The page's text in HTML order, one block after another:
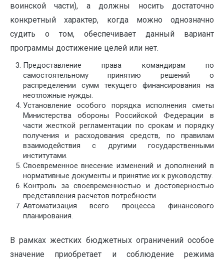
воинской части), а должны носить достаточно
конкретный характер, когда можно однозначно
судить о том, обеспечивает данный вариант
программы достижение целей или нет.
Предоставление права командирам по
самостоятельному принятию решений о
распределении сумм текущего финансирования на
неотложные нужды.
Установление особого порядка исполнения сметы
Министерства обороны Российской Федерации в
части жесткой регламентации по срокам и порядку
получения и расходования средств, по правилам
взаимодействия с другими государственными
институтами.
Своевременное внесение изменений и дополнений в
нормативные документы и принятие их к руководству.
Контроль за своевременностью и достоверностью
представления расчетов потребности.
Автоматизация всего процесса финансового
планирования.
В рамках жестких бюджетных ограничений особое
значение приобретает и соблюдение режима